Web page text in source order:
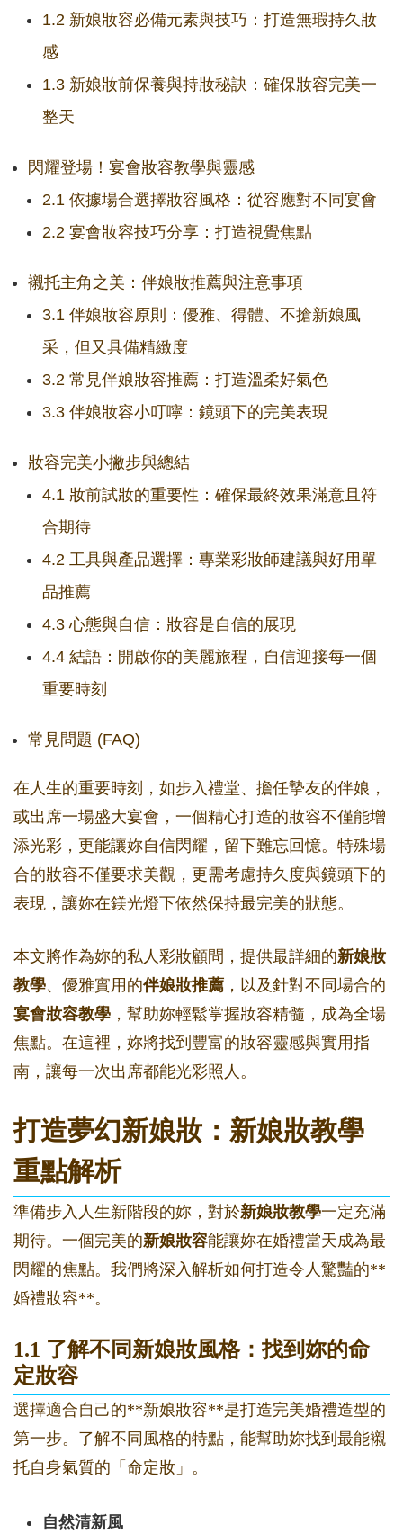
1.2 新娘妝容必備元素與技巧：打造無瑕持久妝
感
1.3 新娘妝前保養與持妝秘訣：確保妝容完美一
整天
閃耀登場！宴會妝容教學與靈感
2.1 依據場合選擇妝容風格：從容應對不同宴會
2.2 宴會妝容技巧分享：打造視覺焦點
襯托主角之美：伴娘妝推薦與注意事項
3.1 伴娘妝容原則：優雅、得體、不搶新娘風
采，但又具備精緻度
3.2 常見伴娘妝容推薦：打造溫柔好氣色
3.3 伴娘妝容小叮嚀：鏡頭下的完美表現
妝容完美小撇步與總結
4.1 妝前試妝的重要性：確保最終效果滿意且符
合期待
4.2 工具與產品選擇：專業彩妝師建議與好用單
品推薦
4.3 心態與自信：妝容是自信的展現
4.4 結語：開啟你的美麗旅程，自信迎接每一個
重要時刻
常見問題 (FAQ)
在人生的重要時刻，如步入禮堂、擔任摯友的伴娘，
或出席一場盛大宴會，一個精心打造的妝容不僅能增
添光彩，更能讓妳自信閃耀，留下難忘回憶。特殊場
合的妝容不僅要求美觀，更需考慮持久度與鏡頭下的
表現，讓妳在鎂光燈下依然保持最完美的狀態。
本文將作為妳的私人彩妝顧問，提供最詳細的新娘妝
教學、優雅實用的伴娘妝推薦 ，以及針對不同場合的
宴會妝容教學 ，幫助妳輕鬆掌握妝容精髓，成為全場
焦點。在這裡，妳將找到豐富的妝容靈感與實用指
南，讓每一次出席都能光彩照人。
打造夢幻新娘妝：新娘妝教學
重點解析
準備步入人生新階段的妳，對於新娘妝教學一定充滿
期待。一個完美的新娘妝容能讓妳在婚禮當天成為最
閃耀的焦點。我們將深入解析如何打造令人驚豔的**
婚禮妝容**。
1.1 了解不同新娘妝風格：找到妳的命
定妝容
選擇適合自己的**新娘妝容**是打造完美婚禮造型的
第一步。了解不同風格的特點，能幫助妳找到最能襯
托自身氣質的「命定妝」。
自然清新風